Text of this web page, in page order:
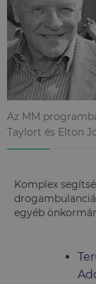
Az MM
Taylort és Elton
Komplex
egyéb